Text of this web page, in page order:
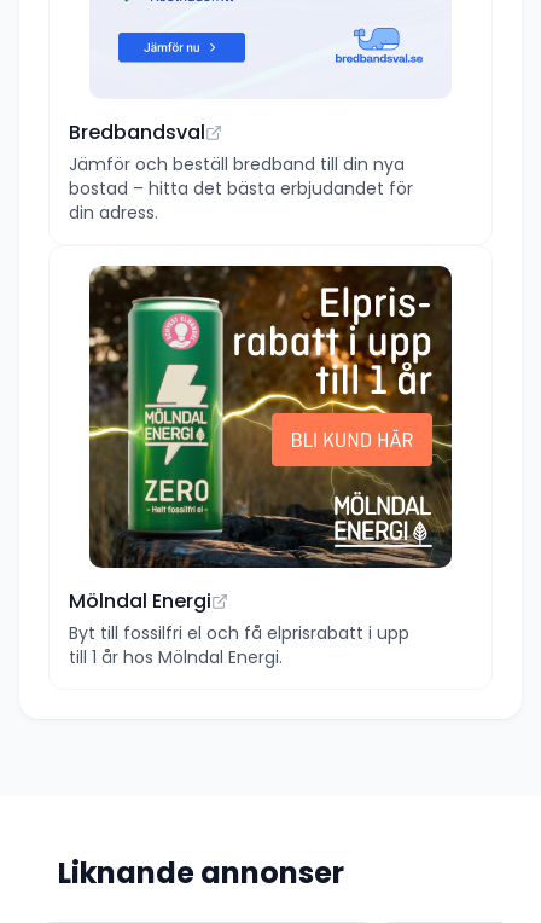
Bredbandsval
Jämför och beställ bredband till din nya
bostad – hitta det bästa erbjudandet för
din adress.
Mölndal Energi
Byt till fossilfri el och få elprisrabatt i upp
till 1 år hos Mölndal Energi.
Liknande annonser